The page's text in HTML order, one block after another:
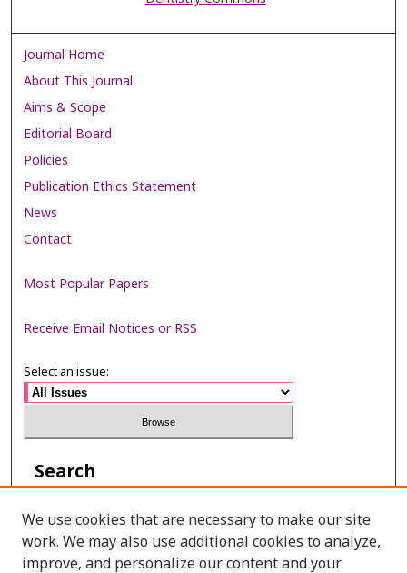
Journal Home
About This Journal
Aims & Scope
Editorial Board
Policies
Publication Ethics Statement
News
Contact
Most Popular Papers
Receive Email Notices or RSS
Select an issue:
Search
Enter search terms:
We use cookies that are necessary to make our site
work. We may also use additional cookies to analyze,
improve, and personalize our content and your